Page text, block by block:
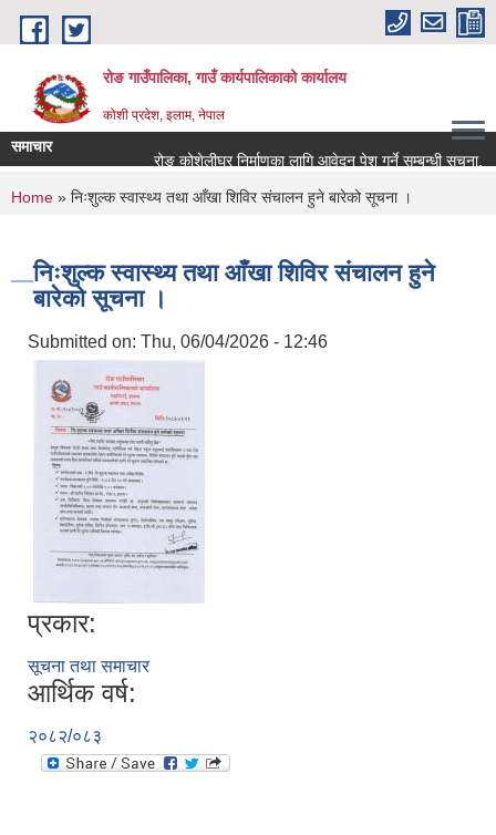
Skip to main content
रोङ गाउँपालिका, गाउँ कार्यपालिकाको कार्यालय
कोशी प्रदेश, इलाम, नेपाल
समाचार
रोङ कोशेलीघर निर्माणका लागि आवेदन पेश गर्ने सम्बन्धी सूचना.
You are here
Home » निःशुल्क स्वास्थ्य तथा आँखा शिविर संचालन हुने बारेको सूचना ।
निःशुल्क स्वास्थ्य तथा आँखा शिविर संचालन हुने
बारेको सूचना ।
Submitted on: Thu, 06/04/2026 - 12:46
प्रकार:
सूचना तथा समाचार
आर्थिक वर्ष:
२०८२/०८३